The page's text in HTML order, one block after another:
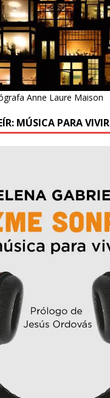
Anne Laure Maison
MÚSICA PARA VIVIR